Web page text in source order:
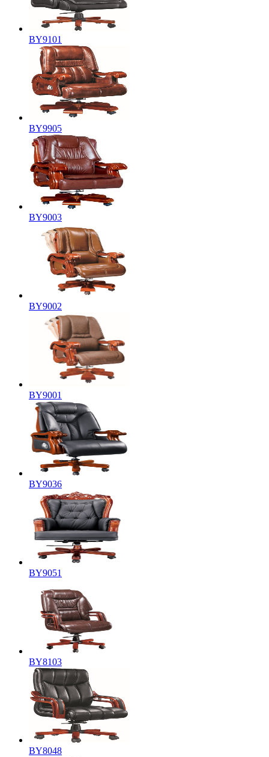
BY9101
BY9905
BY9003
BY9002
BY9001
BY9036
BY9051
BY8103
BY8048